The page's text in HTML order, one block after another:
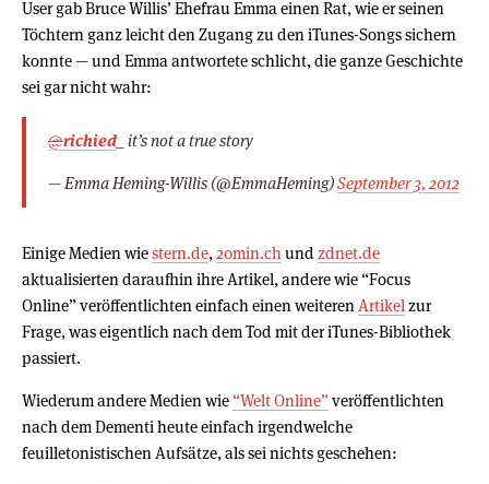
User gab Bruce Willis’ Ehefrau Emma einen Rat, wie er seinen
Töchtern ganz leicht den Zugang zu den iTunes-Songs sichern
konnte — und Emma antwortete schlicht, die ganze Geschichte
sei gar nicht wahr:
@richied_ it’s not a true story
— Emma Heming-Willis (@EmmaHeming)September 3, 2012
Einige Medien wiestern.de,20min.chundzdnet.de
aktualisierten daraufhin ihre Artikel, andere wie “Focus
Online” veröffentlichten einfach einen weiterenArtikelzur
Frage, was eigentlich nach dem Tod mit der iTunes-Bibliothek
passiert.
Wiederum andere Medien wie “Welt Online”veröffentlichten
nach dem Dementi heute einfach irgendwelche
feuilletonistischen Aufsätze, als sei nichts geschehen: